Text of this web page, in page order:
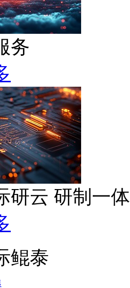
务
研云 研制一
鲲泰